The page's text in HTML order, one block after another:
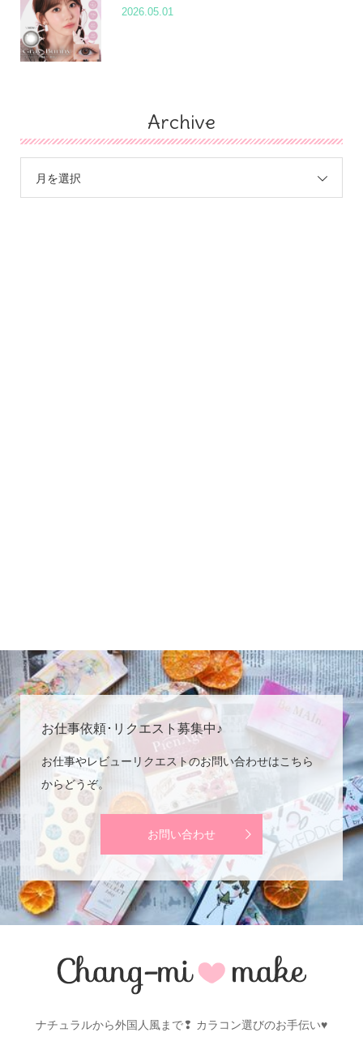
2026.05.01
Archive
月を選択
お仕事依頼･リクエスト募集中♪
お仕事やレビューリクエストのお問い合わせはこちら
からどうぞ。
お問い合わせ
ナチュラルから外国人風まで❢ カラコン選びのお手伝い♥